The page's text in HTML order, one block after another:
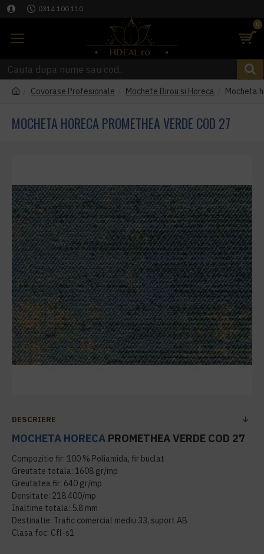
0314 100 110
0
Covorase Profesionale Mochete Birou si Horeca Mocheta
MOCHETA HORECA PROMETHEA VERDE COD 27
DESCRIERE
MOCHETA HORECA PROMETHEA VERDE COD 27
Compozitie fir: 100 % Poliamida, fir buclat
Greutate totala: 1608 gr/mp
Greutatea fir: 640 gr/mp
Densitate: 218.400/mp
Inaltime totala: 5.8 mm
Destinatie: Trafic comercial mediu 33, suport AB
Clasa foc: Cfl-s1